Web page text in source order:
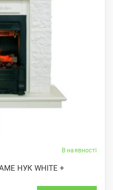
В наявності
НУК WHITE +